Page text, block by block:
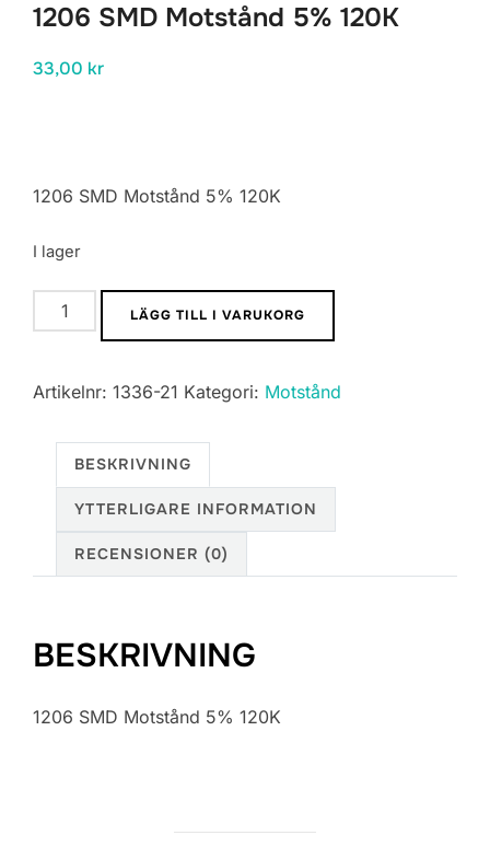
1206 SMD Motstånd 5% 120K
33,00 kr
1206 SMD Motstånd 5% 120K
I lager
1206
SMD
5%
mängd
LÄGG TILL I VARUKORG
Artikelnr: 1336-21 Kategori: Motstånd
BESKRIVNING
YTTERLIGARE INFORMATION
RECENSIONER (0)
BESKRIVNING
1206 SMD Motstånd 5% 120K